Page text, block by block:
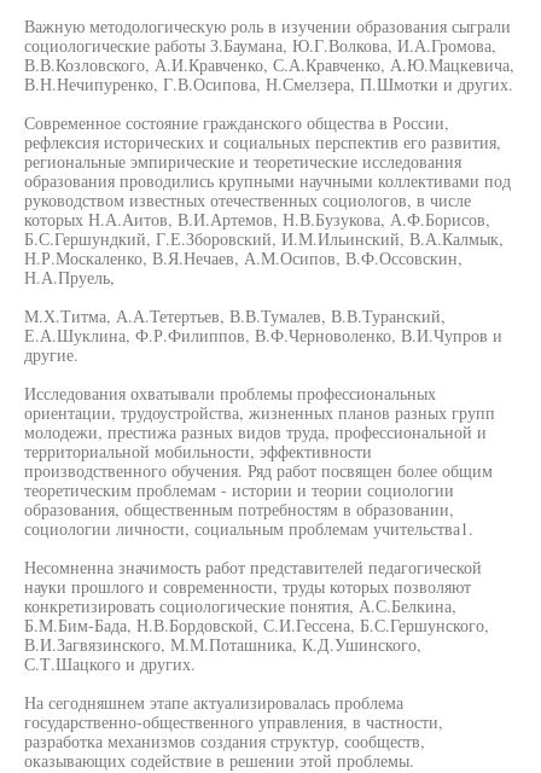
Важную методологическую роль в изучении образования сыграли
социологические работы З.Баумана, Ю.Г.Волкова, И.А.Громова,
В.В.Козловского, А.И.Кравченко, С.А.Кравченко, А.Ю.Мацкевича,
В.Н.Нечипуренко, Г.В.Осипова, Н.Смелзера, П.Шмотки и других.
Современное состояние гражданского общества в России,
рефлексия исторических и социальных перспектив его развития,
региональные эмпирические и теоретические исследования
образования проводились крупными научными коллективами под
руководством известных отечественных социологов, в числе
которых Н.А.Аитов, В.И.Артемов, Н.В.Бузукова, А.Ф.Борисов,
Б.С.Гершундкий, Г.Е.Зборовский, И.М.Ильинский, В.А.Калмык,
Н.Р.Москаленко, В.Я.Нечаев, А.М.Осипов, В.Ф.Оссовскин,
Н.А.Пруель,
М.Х.Титма, А.А.Тетертьев, В.В.Тумалев, В.В.Туранский,
Е.А.Шуклина, Ф.Р.Филиппов, В.Ф.Черноволенко, В.И.Чупров и
другие.
Исследования охватывали проблемы профессиональных
ориентации, трудоустройства, жизненных планов разных групп
молодежи, престижа разных видов труда, профессиональной и
территориальной мобильности, эффективности
производственного обучения. Ряд работ посвящен более общим
теоретическим проблемам - истории и теории социологии
образования, общественным потребностям в образовании,
социологии личности, социальным проблемам учительства1.
Несомненна значимость работ представителей педагогической
науки прошлого и современности, труды которых позволяют
конкретизировать социологические понятия, А.С.Белкина,
Б.М.Бим-Бада, Н.В.Бордовской, С.И.Гессена, Б.С.Гершунского,
В.И.Загвязинского, М.М.Поташника, К.Д.Ушинского,
С.Т.Шацкого и других.
На сегодняшнем этапе актуализировалась проблема
государственно-общественного управления, в частности,
разработка механизмов создания структур, сообществ,
оказывающих содействие в решении этой проблемы.